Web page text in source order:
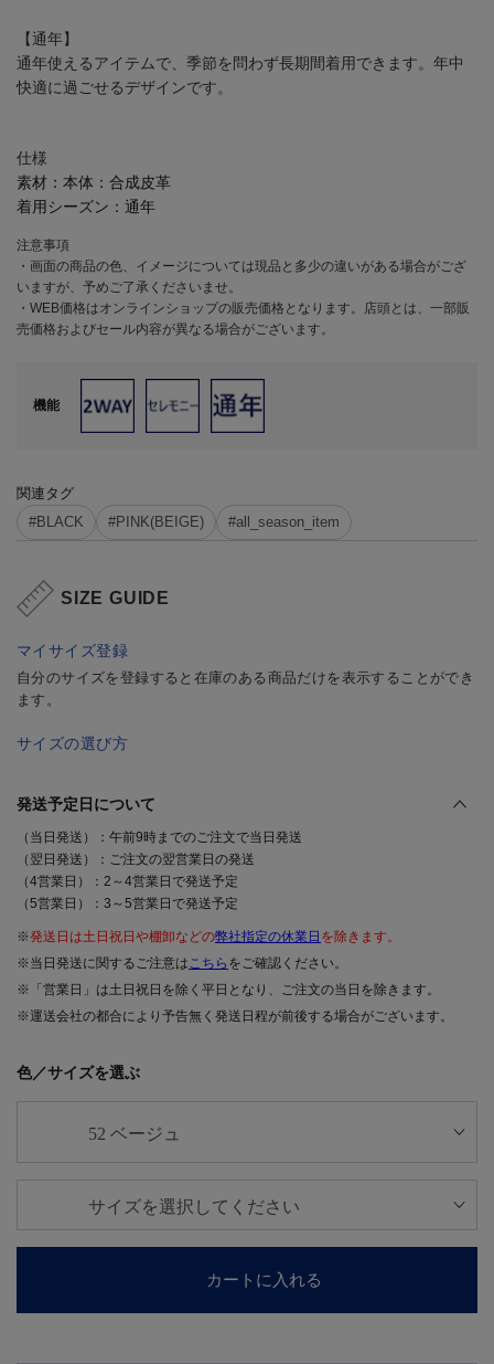
【通年】
通年使えるアイテムで、季節を問わず長期間着用できます。年中
快適に過ごせるデザインです。
仕様
素材： 本体：合成皮革
着用シーズン： 通年
注意事項
・画面の商品の色、イメージについては現品と多少の違いがある場合がござ
いますが、予めご了承くださいませ。
・WEB価格はオンラインショップの販売価格となります。店頭とは、一部販
売価格およびセール内容が異なる場合がございます。
機能
関連タグ
#BLACK
#PINK(BEIGE) #all_season_item
SIZE GUIDE
マイサイズ登録
自分のサイズを登録すると在庫のある商品だけを表示することができ
ます。
サイズの選び方
発送予定日について
（当日発送）：午前9時までのご注文で当日発送
（翌日発送）：ご注文の翌営業日の発送
（4営業日）：2～4営業日で発送予定
（5営業日）：3～5営業日で発送予定
※発送日は土日祝日や棚卸などの弊社指定の休業日 を除きます。
※当日発送に関するご注意はこちら をご確認ください。
※「営業日」は土日祝日を除く平日となり、ご注文の当日を除きます。
※運送会社の都合により予告無く発送日程が前後する場合がございます。
色／サイズを選ぶ
カートに入れる